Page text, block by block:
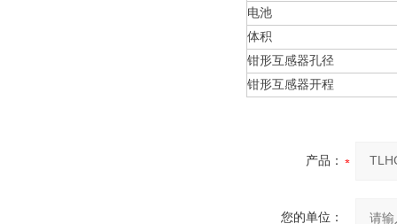
电池
体积
钳形互感器孔径
钳形互感器开程
产品：
您的单位：